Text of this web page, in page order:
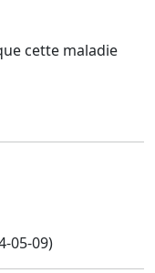
cette maladie
05-09)